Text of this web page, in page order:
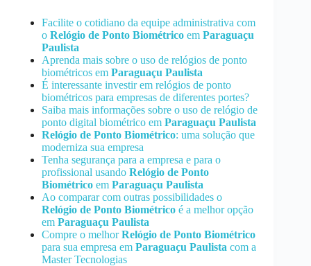
Facilite o cotidiano da equipe administrativa com
o Relógio de Ponto Biométrico em Paraguaçu
Paulista
Aprenda mais sobre o uso de relógios de ponto
biométricos em Paraguaçu Paulista
É interessante investir em relógios de ponto
biométricos para empresas de diferentes portes?
Saiba mais informações sobre o uso de relógio de
ponto digital biométrico em Paraguaçu Paulista
Relógio de Ponto Biométrico: uma solução que
moderniza sua empresa
Tenha segurança para a empresa e para o
profissional usando Relógio de Ponto
Biométrico em Paraguaçu Paulista
Ao comparar com outras possibilidades o
Relógio de Ponto Biométrico é a melhor opção
em Paraguaçu Paulista
Compre o melhorRelógio de Ponto Biométrico
para sua empresa em Paraguaçu Paulista com a
Master Tecnologias